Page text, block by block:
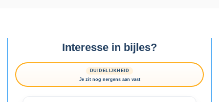
Interesse in bijles?
DUIDELIJKHEID
Je zit nog nergens aan vast